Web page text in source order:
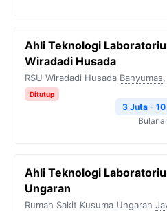
Ahli Teknologi
Wiradadi Husada
RSU Wiradadi Husada Banyumas,
Ditutup
3 Juta -
Ahli Teknologi
Ungaran
Rumah Sakit Kusuma Ungaran